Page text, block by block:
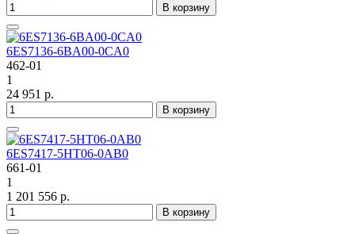
В корзину
6ES7136-6BA00-0CA0
462-01
1
24 951 р.
В корзину
6ES7417-5HT06-0AB0
661-01
1
1 201 556 р.
В корзину